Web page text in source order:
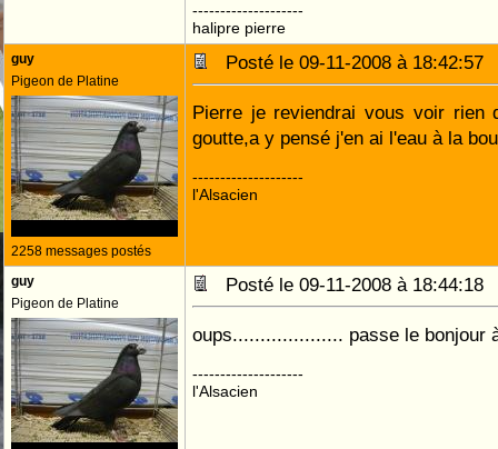
--------------------
halipre pierre
guy
Pigeon de Platine
2258 messages postés
Posté le 09-11-2008 à
Pierre je reviendrai vous voir rien
goutte,a y pensé j'en ai l'eau à la
--------------------
l'Alsacien
guy
Pigeon de Platine
Posté le 09-11-2008 à
oups.................... passe le bonjour
--------------------
l'Alsacien